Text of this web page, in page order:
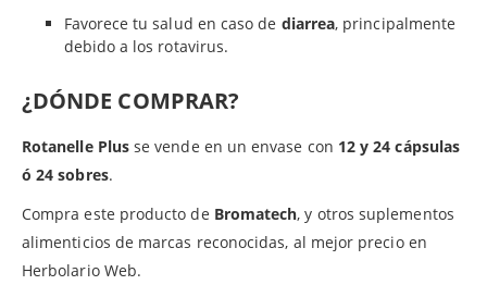
Favorece tu salud en caso de diarrea, principalmente
debido a los rotavirus.
¿DÓNDE COMPRAR?
Rotanelle Plusse vende en un envase con 12 y 24 cápsulas
ó 24 sobres.
Compra este producto de Bromatech, y otros suplementos
alimenticios de marcas reconocidas, al mejor precio en
Herbolario Web.